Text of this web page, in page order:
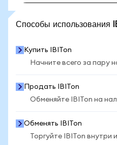
Способы
Купить IBITon
Начните всего за пару
Продать IBITon
Обменяйте IBITon на
Обменять IBITon
Торгуйте IBITon